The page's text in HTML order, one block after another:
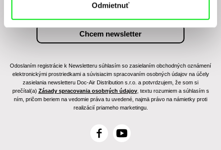
Odmietnuť
Odoslaním registrácie k Newsletteru súhlasím so zasielaním obchodných oznámení
elektronickými prostriedkami a súvisiacim spracovaním osobných údajov na účely
zasielania newsletteru Doc-Air Distribution s.r.o. a potvrdzujem, že som si
prečítal(a) Zásady spracovania osobných údajov, textu rozumiem a súhlasím s
ním, pričom beriem na vedomie práva tu uvedené, najmä právo na námietky proti
realizácií priameho marketingu.
F
Y